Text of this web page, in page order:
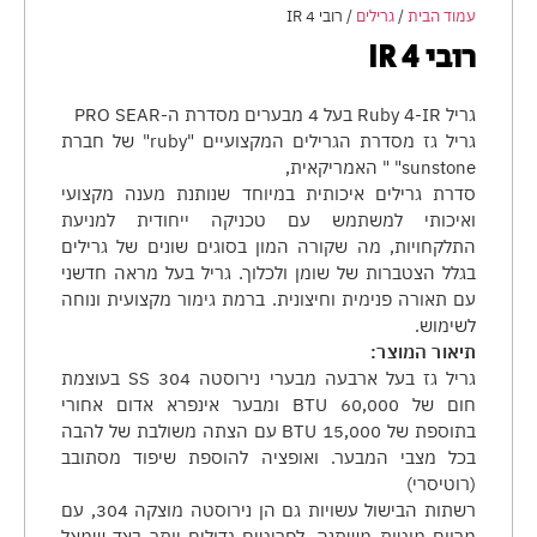
עמוד הבית/גרילים / רובי 4 IR
רובי 4 IR
גריל Ruby 4-IR בעל 4 מבערים מסדרת ה-PRO SEAR
גריל גז מסדרת הגרילים המקצועיים "ruby" של חברת
sunstone" " האמריקאית,
סדרת גרילים איכותית במיוחד שנותנת מענה מקצועי
ואיכותי למשתמש עם טכניקה ייחודית למניעת
התלקחויות, מה שקורה המון בסוגים שונים של גרילים
בגלל הצטברות של שומן ולכלוך. גריל בעל מראה חדשני
עם תאורה פנימית וחיצונית. ברמת גימור מקצועית ונוחה
לשימוש.
תיאור המוצר:
גריל גז בעל ארבעה מבערי נירוסטה 304 SS בעוצמת
חום של 60,000 BTU ומבער אינפרא אדום אחורי
בתוספת של 15,000 BTU עם הצתה משולבת של להבה
בכל מצבי המבער. ואופציה להוספת שיפוד מסתובב
(רוטיסרי)
רשתות הבישול עשויות גם הן נירוסטה מוצקה 304, עם